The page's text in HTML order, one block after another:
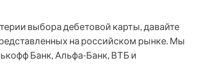
выбора дебетовой карты, давайте
на российском рынке. Мы
Банк, Альфа-Банк, ВТБ и